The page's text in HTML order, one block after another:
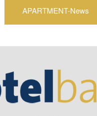
APARTMENT-News